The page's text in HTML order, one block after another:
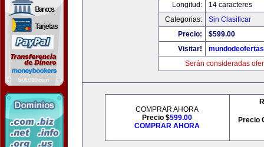
Longitud:
14 caracteres
Categorias:
Sin Clasificar
Precio:
$599.00
Visitar!
Serán consideradas
COMPRAR AHORA
Precio $599.00
COMPRAR AHORA
Precio